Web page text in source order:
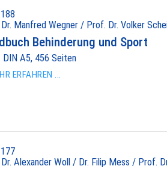
Manfred Wegner / Prof. Dr. Volker
Behinderung und Sport
DIN A5, 456 Seiten
ERFAHREN ...
Alexander Woll / Dr. Filip Mess / Prof.